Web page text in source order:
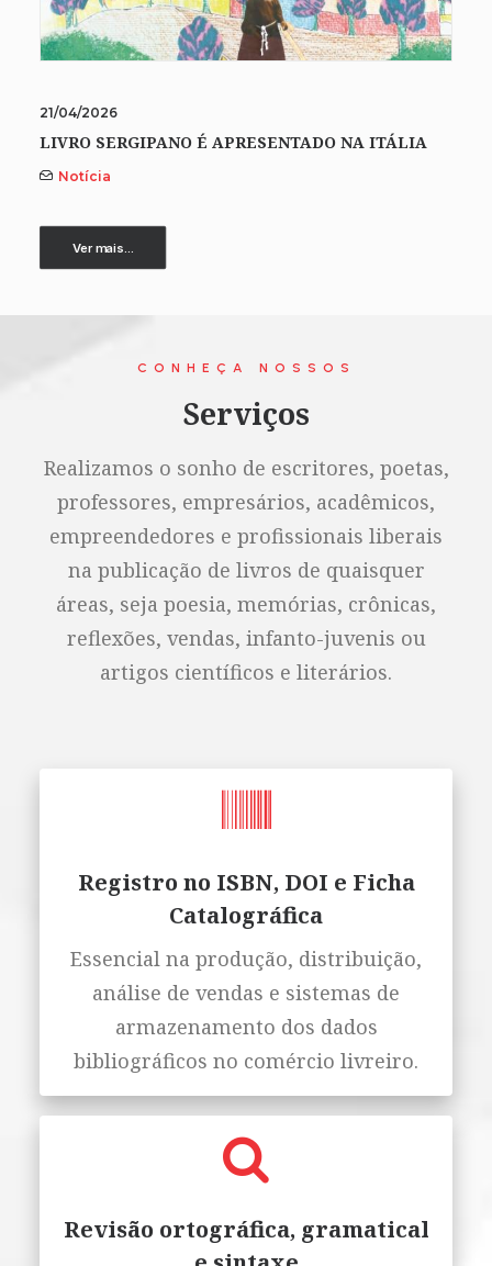
21/04/2026
LIVRO SERGIPANO É APRESENTADO NA ITÁLIA
Notícia
Ver mais...
CONHEÇA NOSSOS
Serviços
Realizamos o sonho de escritores, poetas,
professores, empresários, acadêmicos,
empreendedores e profissionais liberais
na publicação de livros de quaisquer
áreas, seja poesia, memórias, crônicas,
reflexões, vendas, infanto-juvenis ou
artigos científicos e literários.
Registro no ISBN, DOI e Ficha
Catalográfica
Essencial na produção, distribuição,
análise de vendas e sistemas de
armazenamento dos dados
bibliográficos no comércio livreiro.
Revisão ortográfica, gramatical